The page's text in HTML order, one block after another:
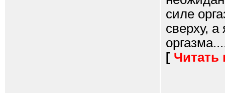
силе
сверху, а
[ Читать